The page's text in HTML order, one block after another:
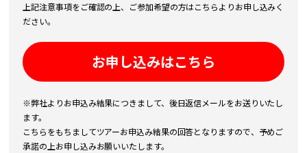
上記注意事項をご確認の上、ご参加希望の方はこちらよりお申し込みく
ださい。
お申し込みはこちら
※弊社よりお申込み結果につきまして、後日返信メールをお送りいたし
ます。
こちらをもちましてツアーお申込み結果の回答となりますので、予めご
承諾の上お申し込みお願いいたします。